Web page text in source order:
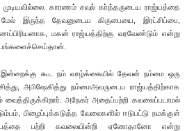
காரணம் சவுல் கர்த்தருடைய ராஜ்யத்தை
இருந்த தேவனுடைய கிருபையை, இரட்சிப்பை,
மகன் ராஜ்யத்திற்கு வரவேண்டும் என்று
இன்றைக்கு கூட நம் வாழ்க்கையில் தேவன் நம்மை ஒரு
அபிஷேகித்து நம்மைஅவருடைய ராஜ்யத்திற்காக
வைத்திருக்கிறார். அநேகர் அதைப்பற்றி கவலைப்படாமல்
பிழைப்புக்கடுத்த வேலைகளில் ஈடுபட்டு நமக்குள்
பற்றி கவலையின்றி ஏனோதானோ என்று